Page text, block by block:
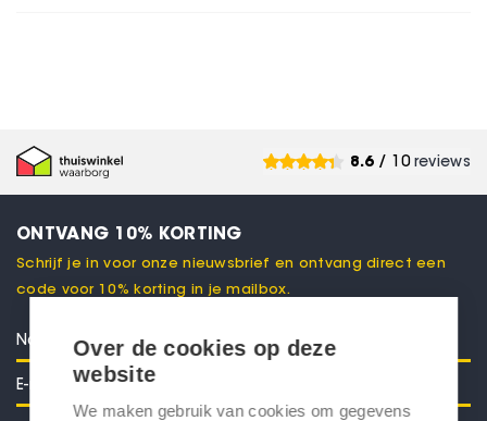
8.6/ 10 reviews
ONTVANG 10% KORTING
Schrijf je in voor onze nieuwsbrief en ontvang direct een
code voor 10% korting in je mailbox.
Over de cookies op deze
website
We maken gebruik van cookies om gegevens